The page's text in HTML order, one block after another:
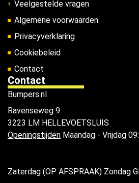
Veelgestelde vragen
Algemene voorwaarden
Privacyverklaring
Cookiebeleid
Contact
Contact
Bumpers.nl
Ravenseweg 9
3223 LM HELLEVOETSLUIS
Openingstijden Maandag - Vrijdag
Zaterdag (OP AFSPRAAK) Zondag